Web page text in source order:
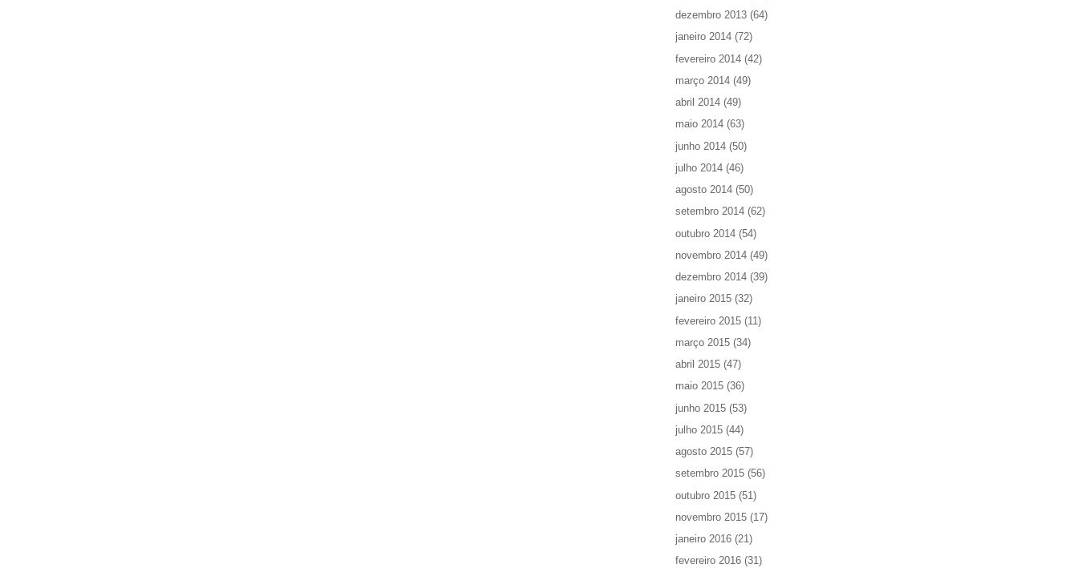
dezembro 2013 (64)
janeiro 2014 (72)
fevereiro 2014 (42)
março 2014 (49)
abril 2014 (49)
maio 2014 (63)
junho 2014 (50)
julho 2014 (46)
agosto 2014 (50)
setembro 2014 (62)
outubro 2014 (54)
novembro 2014 (49)
dezembro 2014 (39)
janeiro 2015 (32)
fevereiro 2015 (11)
março 2015 (34)
abril 2015 (47)
maio 2015 (36)
junho 2015 (53)
julho 2015 (44)
agosto 2015 (57)
setembro 2015 (56)
outubro 2015 (51)
novembro 2015 (17)
janeiro 2016 (21)
fevereiro 2016 (31)